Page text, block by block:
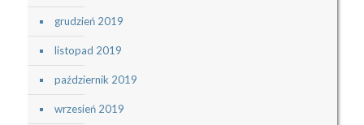
grudzień 2019
listopad 2019
październik 2019
wrzesień 2019